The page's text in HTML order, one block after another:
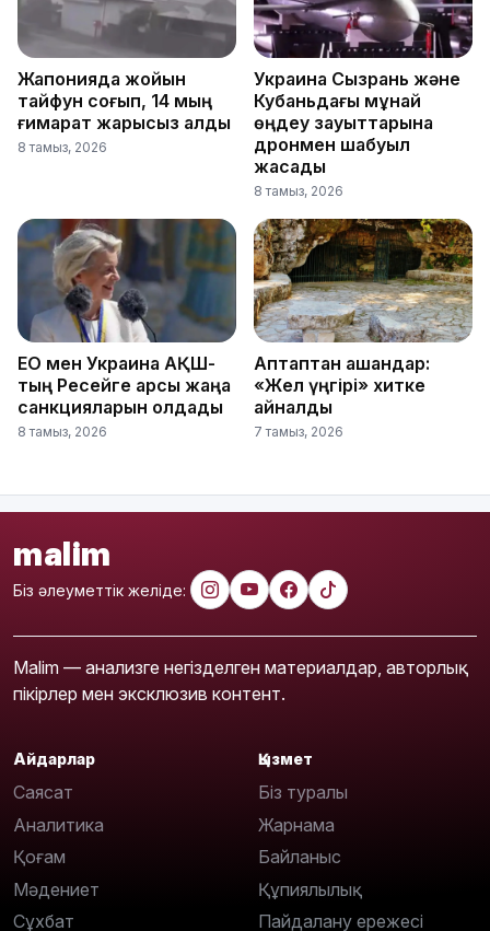
Жапонияда жойқын
тайфун соғып, 14 мың
ғимарат жарықсыз қалды
8 тамыз, 2026
Украина Сызрань және
Кубаньдағы мұнай
өңдеу зауыттарына
дронмен шабуыл
жасады
8 тамыз, 2026
ЕО мен Украина АҚШ-
тың Ресейге қарсы жаңа
санкцияларын қолдады
8 тамыз, 2026
Аптаптан қашқандар:
«Жел үңгірі» хитке
айналды
7 тамыз, 2026
malim
Біз әлеуметтік желіде:
Malim — анализге негізделген материалдар, авторлық
пікірлер мен эксклюзив контент.
Айдарлар
Саясат
Аналитика
Қоғам
Мәдениет
Сұхбат
Қызмет
Біз туралы
Жарнама
Байланыс
Құпиялылық
Пайдалану ережесі